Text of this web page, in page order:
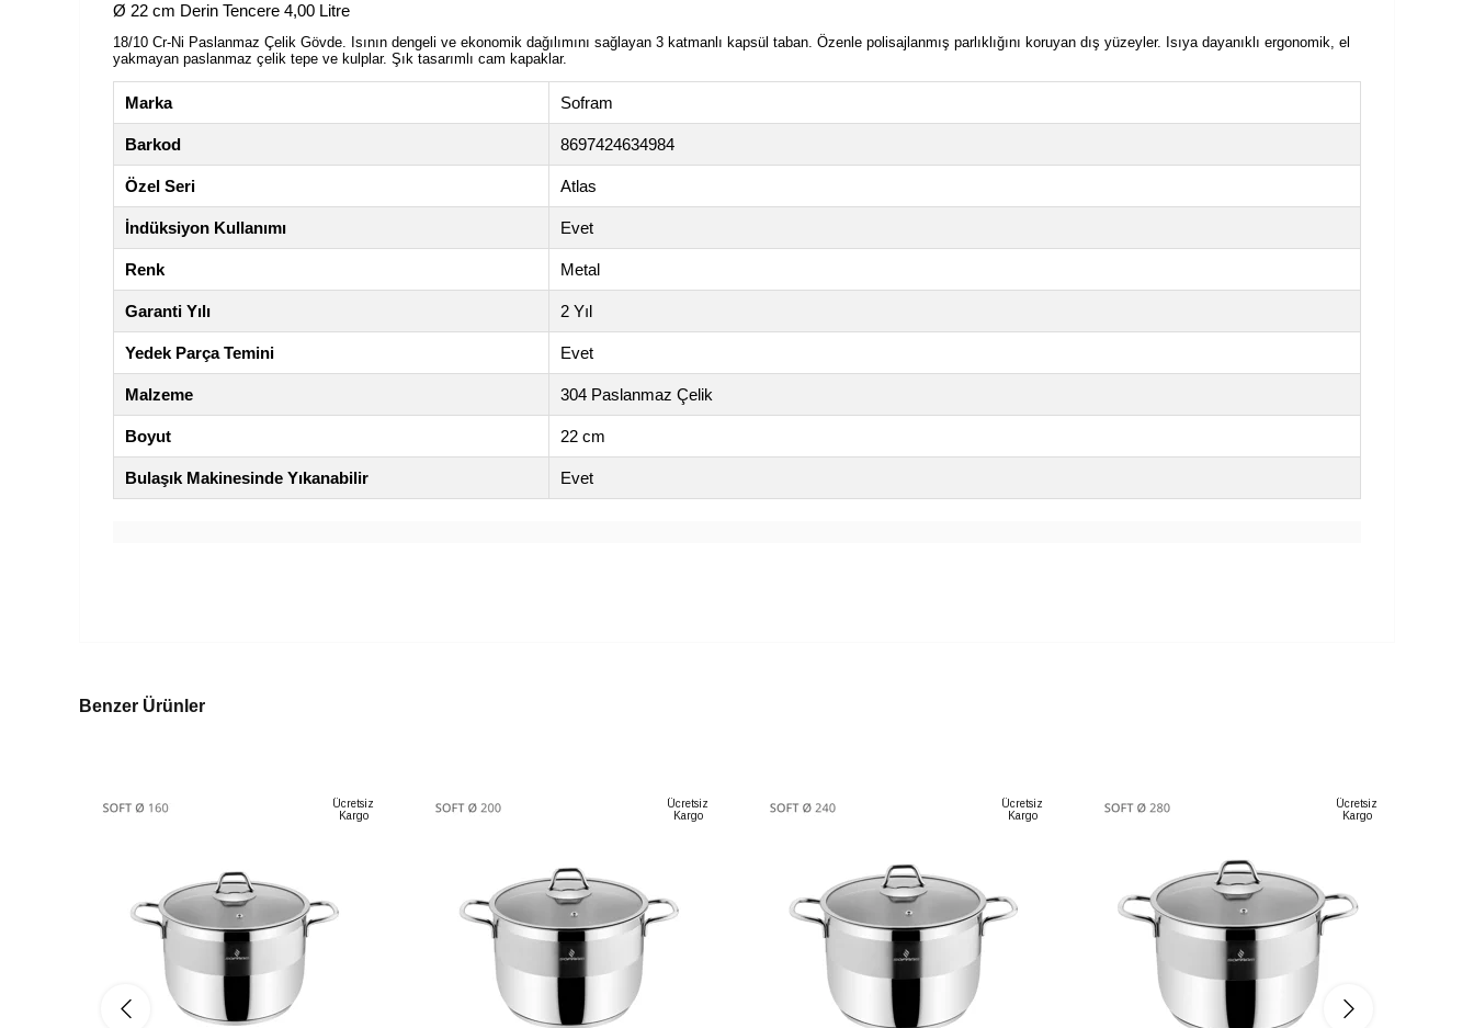
Ø 22 cm Derin Tencere 4,00 Litre
18/10 Cr-Ni Paslanmaz Çelik Gövde. Isının dengeli ve ekonomik dağılımını sağlayan 3 katmanlı kapsül taban. Özenle polisajlanmış parlıklığını koruyan dış yüzeyler. Isıya dayanıklı ergonomik, el
yakmayan paslanmaz çelik tepe ve kulplar. Şık tasarımlı cam kapaklar.
Marka Sofram
Barkod 8697424634984
Özel Seri Atlas
İndüksiyon Kullanımı Evet
Renk Metal
Garanti Yılı 2 Yıl
Yedek Parça Temini Evet
Malzeme 304 Paslanmaz Çelik
Boyut 22 cm
Bulaşık Makinesinde Yıkanabilir Evet
Benzer Ürünler
Ücretsiz
Kargo
Ücretsiz
Kargo
Ücretsiz
Kargo
Ücretsiz
Kargo